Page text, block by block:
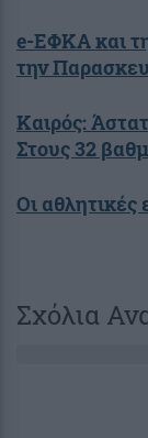
e-ΕΦΚΑ και
την
Καιρός:
Στους 32
Οι
Σχόλια